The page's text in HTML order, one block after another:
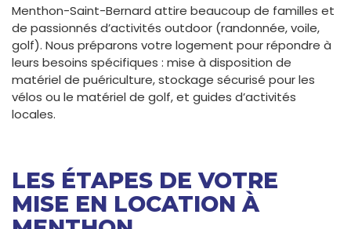
Menthon-Saint-Bernard attire beaucoup de familles et
de passionnés d’activités outdoor (randonnée, voile,
golf). Nous préparons votre logement pour répondre à
leurs besoins spécifiques : mise à disposition de
matériel de puériculture, stockage sécurisé pour les
vélos ou le matériel de golf, et guides d’activités
locales.
LES ÉTAPES DE VOTRE
MISE EN LOCATION À